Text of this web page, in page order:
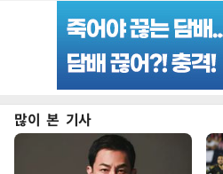
많이 본 기사